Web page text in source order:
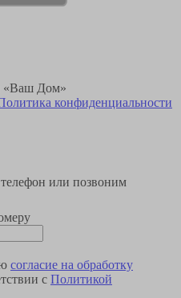
«Ваш Дом»
конфиденциальности
или позвоним
согласие на обработку
с Политикой